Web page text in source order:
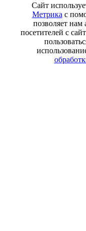
Сайт
Метрика с
позволяет нам
посетителей с